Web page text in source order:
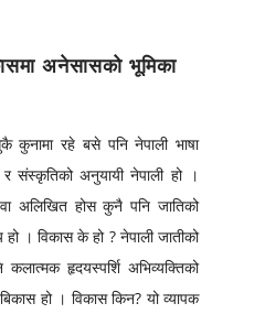
अनेसासको भूमिका
कुनामा रहे बसे पनि नेपाली भाषा
संस्कृतिको अनुयायी नेपाली हो ।
अलिखित होस कुनै पनि जातिको
। विकास के हो ? नेपाली जातीको
हृदयस्पर्शि अभिव्यक्तिको
हो । विकास किन? यो व्यापक